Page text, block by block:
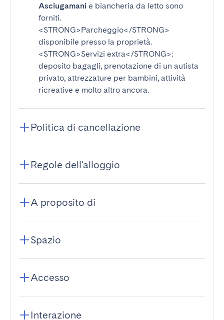
Asciugamani e biancheria da letto sono
forniti.
<STRONG>Parcheggio</STRONG>
disponibile presso la proprietà.
<STRONG>Servizi extra</STRONG>:
deposito bagagli, prenotazione di un autista
privato, attrezzature per bambini, attività
ricreative e molto altro ancora.
Politica di cancellazione
Regole dell'alloggio
A proposito di
Spazio
Accesso
Interazione